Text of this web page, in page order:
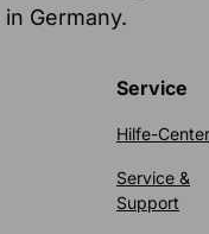
Germany.
Service
Hilfe-Center
Service &
Support